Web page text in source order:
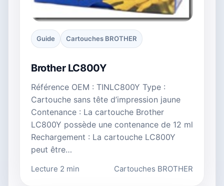
Guide Cartouches BROTHER
Brother LC800Y
Référence OEM : TINLC800Y Type :
Cartouche sans tête d’impression jaune
Contenance : La cartouche Brother
LC800Y possède une contenance de 12 ml
Rechargement : La cartouche LC800Y
peut être…
Lecture 2 min Cartouches BROTHER